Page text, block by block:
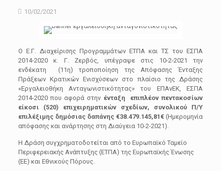
10/02/2021
Ο Ε.Γ. Διαχείρισης Προγραμμάτων ΕΤΠΑ και ΤΣ του ΕΣΠΑ
2014-2020 κ. Γ. Ζερβός, υπέγραψε στις 10-2-2021 την
ενδέκατη (11η) τροποποίηση της Απόφασης Ένταξης
Πράξεων Κρατικών Ενισχύσεων στο πλαίσιο της Δράσης
«Εργαλειοθήκη Ανταγωνιστικότητας» του ΕΠΑνΕΚ, ΕΣΠΑ
2014-2020 που αφορά στην ένταξη επιπλέον πεντακοσίων
είκοσι (520) επιχειρηματικών σχεδίων, συνολικού Π/Υ
επιλέξιμης δημόσιας δαπάνης €38.479.145,81€ (Ημερομηνία
απόφασης και ανάρτησης στη Διαύγεια 10-2-2021).
Η Δράση συγχρηματοδοτείται από το Ευρωπαϊκό Ταμείο
Περιφερειακής Ανάπτυξης (ΕΤΠΑ) της Ευρωπαϊκής Ένωσης
(ΕΕ) και Εθνικούς Πόρους.